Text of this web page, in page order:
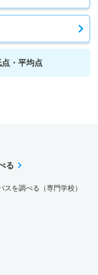
・平均点
る
スを調べる（専門学校）